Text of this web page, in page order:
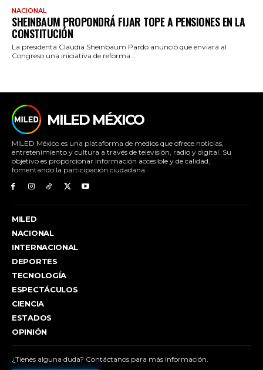
NACIONAL
SHEINBAUM PROPONDRÁ FIJAR TOPE A PENSIONES EN LA
CONSTITUCIÓN
La presidenta Claudia Sheinbaum Pardo anunció que enviará al
Congreso una iniciativa de reforma...
MILED MÉXICO
MILED México es una plataforma de medios que ofrece noticias,
entretenimiento y cultura a través de televisión, radio y digital. Su
objetivo es proporcionar información accesible y de calidad,
fomentando la participación ciudadana.
MILED
NACIONAL
INTERNACIONAL
DEPORTES
TECNOLOGÍA
ESPECTÁCULOS
CIENCIA
ESTADOS
OPINIÓN
¿Tienes alguna duda? Contáctanos para más información.